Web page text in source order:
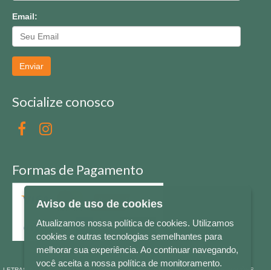
Email:
Enviar
Socialize conosco
Formas de Pagamento
Aviso de uso de cookies
Atualizamos nossa política de cookies. Utilizamos
cookies e outras tecnologias semelhantes para
melhorar sua experiência. Ao continuar navegando,
você aceita a nossa política de monitoramento.